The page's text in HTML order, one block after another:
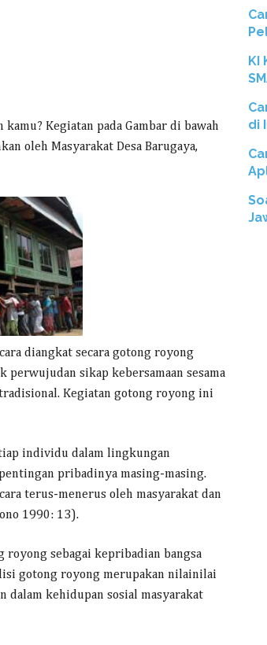
Kegiatan pada Gambar di bawah
oleh Masyarakat Desa Barugaya,
diangkat secara gotong royong
sikap kebersamaan sesama
Kegiatan gotong royong ini
individu dalam lingkungan
pribadinya masing-masing.
terus-menerus oleh masyarakat dan
1990: 13).
sebagai kepribadian bangsa
gotong royong merupakan nilainilai
dalam kehidupan sosial masyarakat
KI
di